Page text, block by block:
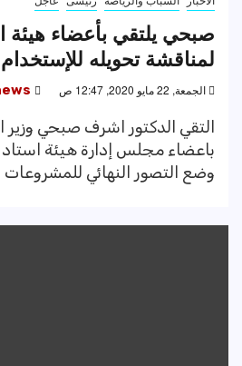
صبحي يلتقي بأعضاء هيئة
لمناقشة تحويله
الجمعة, 22 مايو 2020, 12:47 ص
التقي الدكتور اشرف صبحي وزير
باعضاء مجلس إدارة هيئة
وضع التصور النهائي للمشروعات